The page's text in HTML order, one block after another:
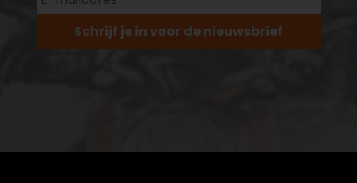
Schrijf je in voor de nieuwsbrief